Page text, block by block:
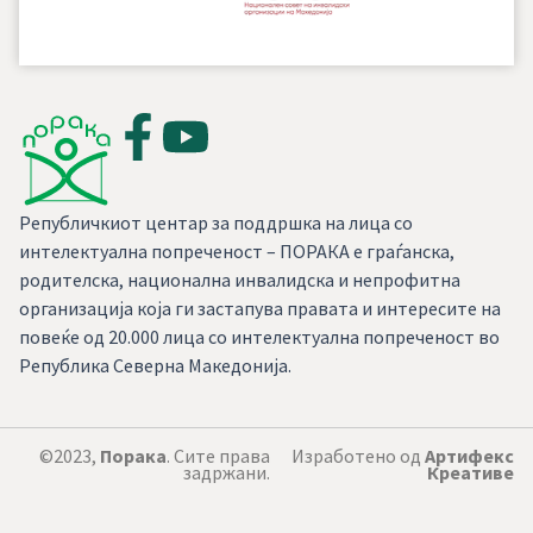
Републичкиот центар за поддршка на лица со
интелектуална попреченост – ПОРАКА е граѓанска,
родителска, национална инвалидска и непрофитна
организација која ги застапува правата и интересите на
повеќе од 20.000 лица со интелектуална попреченост во
Република Северна Македонија.
©2023, Порака. Сите права
задржани.
Изработено од Артифекс
Креативе